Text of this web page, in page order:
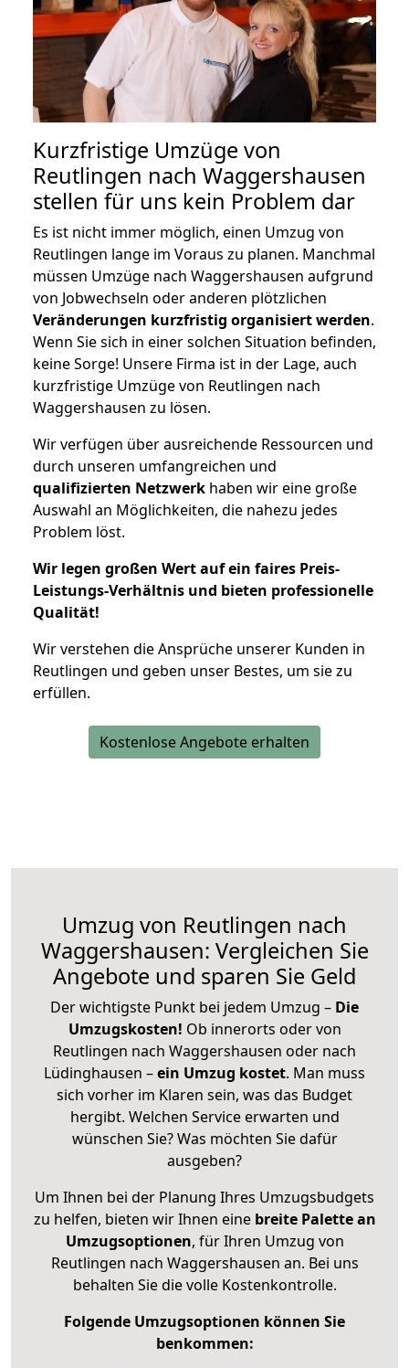
Kurzfristige Umzüge von
Reutlingen nach Waggershausen
stellen für uns kein Problem dar
Es ist nicht immer möglich, einen Umzug von
Reutlingen lange im Voraus zu planen. Manchmal
müssen Umzüge nach Waggershausen aufgrund
von Jobwechseln oder anderen plötzlichen
Veränderungen kurzfristig organisiert werden.
Wenn Sie sich in einer solchen Situation befinden,
keine Sorge! Unsere Firma ist in der Lage, auch
kurzfristige Umzüge von Reutlingen nach
Waggershausen zu lösen.
Wir verfügen über ausreichende Ressourcen und
durch unseren umfangreichen und
qualifizierten Netzwerk haben wir eine große
Auswahl an Möglichkeiten, die nahezu jedes
Problem löst.
Wir legen großen Wert auf ein faires Preis-
Leistungs-Verhältnis und bieten professionelle
Qualität!
Wir verstehen die Ansprüche unserer Kunden in
Reutlingen und geben unser Bestes, um sie zu
erfüllen.
Kostenlose Angebote erhalten
Umzug von Reutlingen nach
Waggershausen: Vergleichen Sie
Angebote und sparen Sie Geld
Der wichtigste Punkt bei jedem Umzug – Die
Umzugskosten! Ob innerorts oder von
Reutlingen nach Waggershausen oder nach
Lüdinghausen –ein Umzug kostet. Man muss
sich vorher im Klaren sein, was das Budget
hergibt. Welchen Service erwarten und
wünschen Sie? Was möchten Sie dafür
ausgeben?
Um Ihnen bei der Planung Ihres Umzugsbudgets
zu helfen, bieten wir Ihnen eine breite Palette an
Umzugsoptionen, für Ihren Umzug von
Reutlingen nach Waggershausen an. Bei uns
behalten Sie die volle Kostenkontrolle.
Folgende Umzugsoptionen können Sie
benkommen: